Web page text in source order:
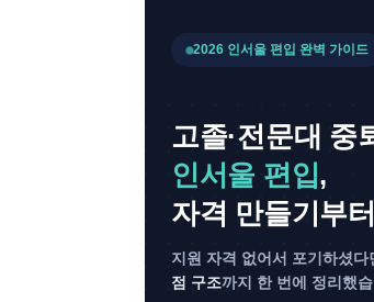
2026 인서울 편입 완벽 가이드
고졸·전문대 중
인서울 편입,
자격 만들기부
지원 자격 없어서 포기하셨
점 구조까지 한 번에 정리했